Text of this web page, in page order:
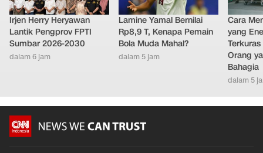
Irjen Herry Heryawan
Lantik Pengprov FPTI
Sumbar 2026-2030
dalam 6 jam
Lamine Yamal Bernilai
Rp8,9 T, Kenapa Pemain
Bola Muda Mahal?
dalam 5 jam
Cara
yang
Orang
Bahagia
dalam 5